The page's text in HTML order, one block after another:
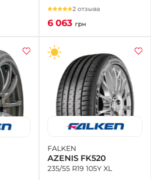
2 отзыва
6 063 грн
FALKEN
AZENIS FK520
235/55 R19 105Y XL